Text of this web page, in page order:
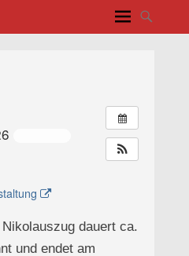
dauert ca.
und endet am